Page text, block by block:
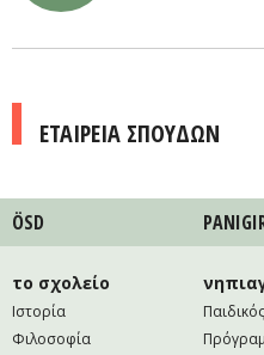
ΕΤΑΙΡΕΙΑ ΣΠΟΥΔΩΝ
ÖSD
το σχολείο
Ιστορία
Φιλοσοφία